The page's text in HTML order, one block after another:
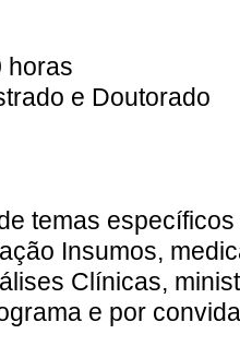
horas
e Doutorado
temas
Insumos,
Clínicas,
e por